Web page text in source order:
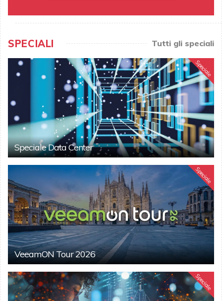
SPECIALI Tutti gli speciali
Speciale
Speciale Data Center
Speciale
VeeamON Tour 2026
Speciale